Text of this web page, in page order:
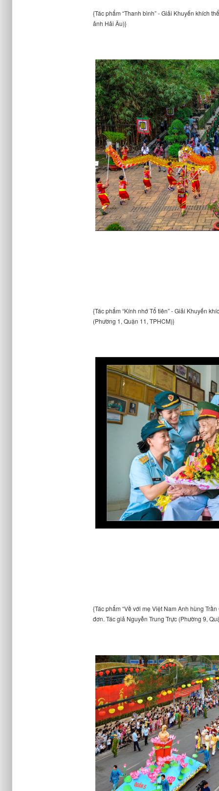
{Tác phẩm “Thanh bình” - Giải Khuyến khích
ảnh Hải Âu)}
{Tác phẩm “Kính nhớ Tổ tiên” - Giải Khuyến
(Phường 1, Quận 11, TPHCM)}
{Tác phẩm “Về với mẹ Việt Nam Anh hùng
đơn. Tác giả Nguyễn Trung Trực (Phường 9,